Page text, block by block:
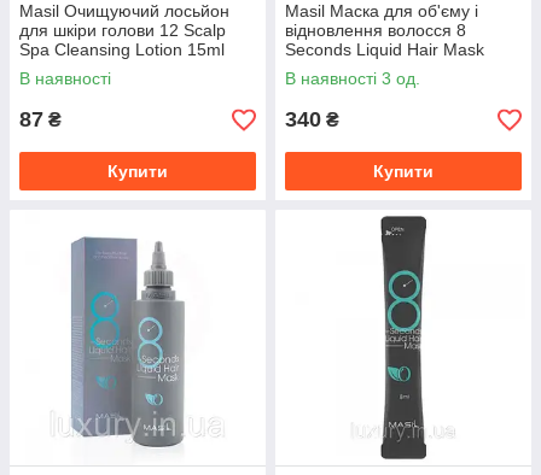
Masil Очищуючий лосьйон
для шкіри голови 12 Scalp
Spa Cleansing Lotion 15ml
В наявності
87 ₴
Купити
Masil Маска для об'єму і
відновлення волосся 8
Seconds Liquid Hair Mask
100ml
В наявності 3 од.
340 ₴
Купити